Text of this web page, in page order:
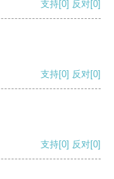
支持[0] 反对[0]
支持[0] 反对[0]
支持[0] 反对[0]